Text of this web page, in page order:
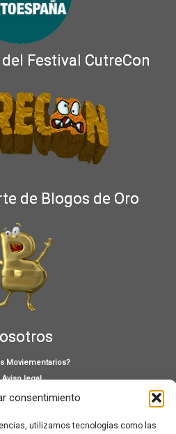
consentimiento
utilizamos tecnologías como las
Festival CutreCon
de Blogos de Oro
Moviementarios?
Aviso legal
de los Sorteos en Moviementarios
al correo